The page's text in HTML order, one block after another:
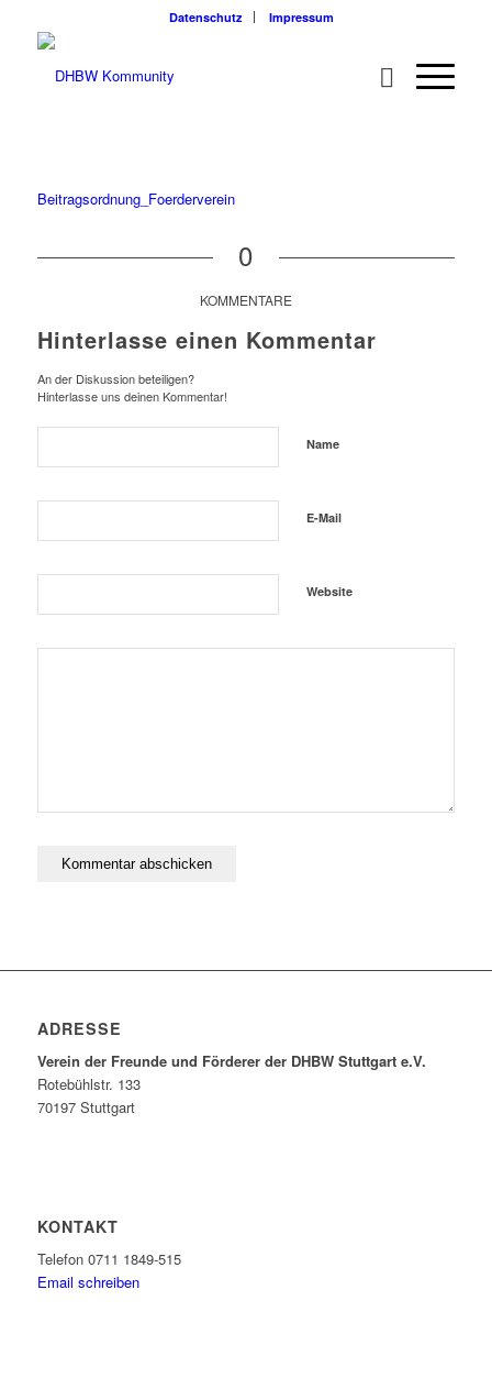
Datenschutz Impressum
Beitragsordnung_Foerderverein
0
KOMMENTARE
Hinterlasse einen Kommentar
An der Diskussion beteiligen?
Hinterlasse uns deinen Kommentar!
Name
E-Mail
Website
ADRESSE
Verein der Freunde und Förderer der DHBW Stuttgart e.V.
Rotebühlstr. 133
70197 Stuttgart
KONTAKT
Telefon 0711 1849-515
Email schreiben